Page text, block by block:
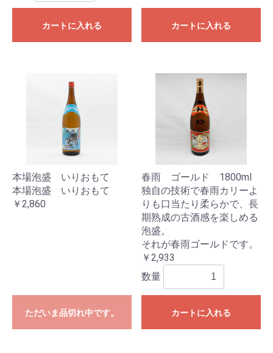
カートに入れる カートに入れる
本場泡盛 いりおもて
本場泡盛 いりおもて
￥2,860
ただいま品切れ中です。
春雨 ゴールド 1800ml
独自の技術で春雨カリーよ
りも口当たり柔らかで、長
期熟成の古酒感を楽しめる
泡盛。
それが春雨ゴールドです。
￥2,933
数量
カートに入れる